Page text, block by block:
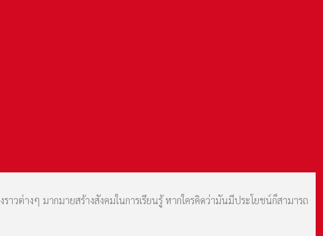
วต่างๆ มากมายสร้างสังคมในการเรียนรู้ หากใครคิดว่ามันมีประโยชน์ก็สามารถ